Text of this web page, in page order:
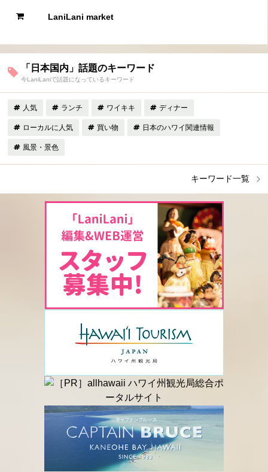
LaniLani market
「日本国内」話題のキーワード
今LaniLaniで話題になっているキーワード
人気 ランチ ワイキキ ディナー
ローカルに人気 買い物 日本のハワイ関連情報
風景・景色
キーワード一覧